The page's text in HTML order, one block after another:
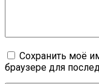
Сохранить моё
браузере для